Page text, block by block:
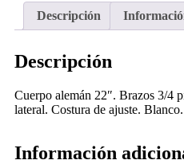
Descripción
Descripción
Cuerpo alemán 22″. Brazos 3/4
lateral. Costura de ajuste.
Información